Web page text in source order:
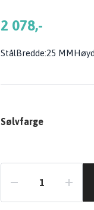
2 078,-
StålBredde:25
Sølvfarge